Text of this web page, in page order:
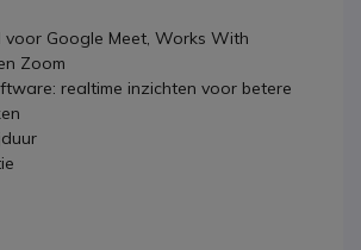
voor Google Meet, Works With
Zoom
realtime inzichten voor betere